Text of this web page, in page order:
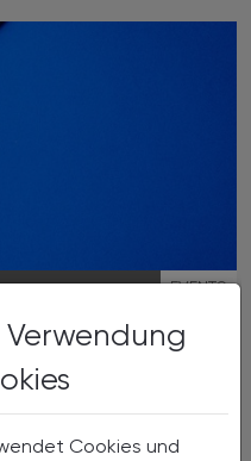
Cookies und
EVENTS
So schnell wird